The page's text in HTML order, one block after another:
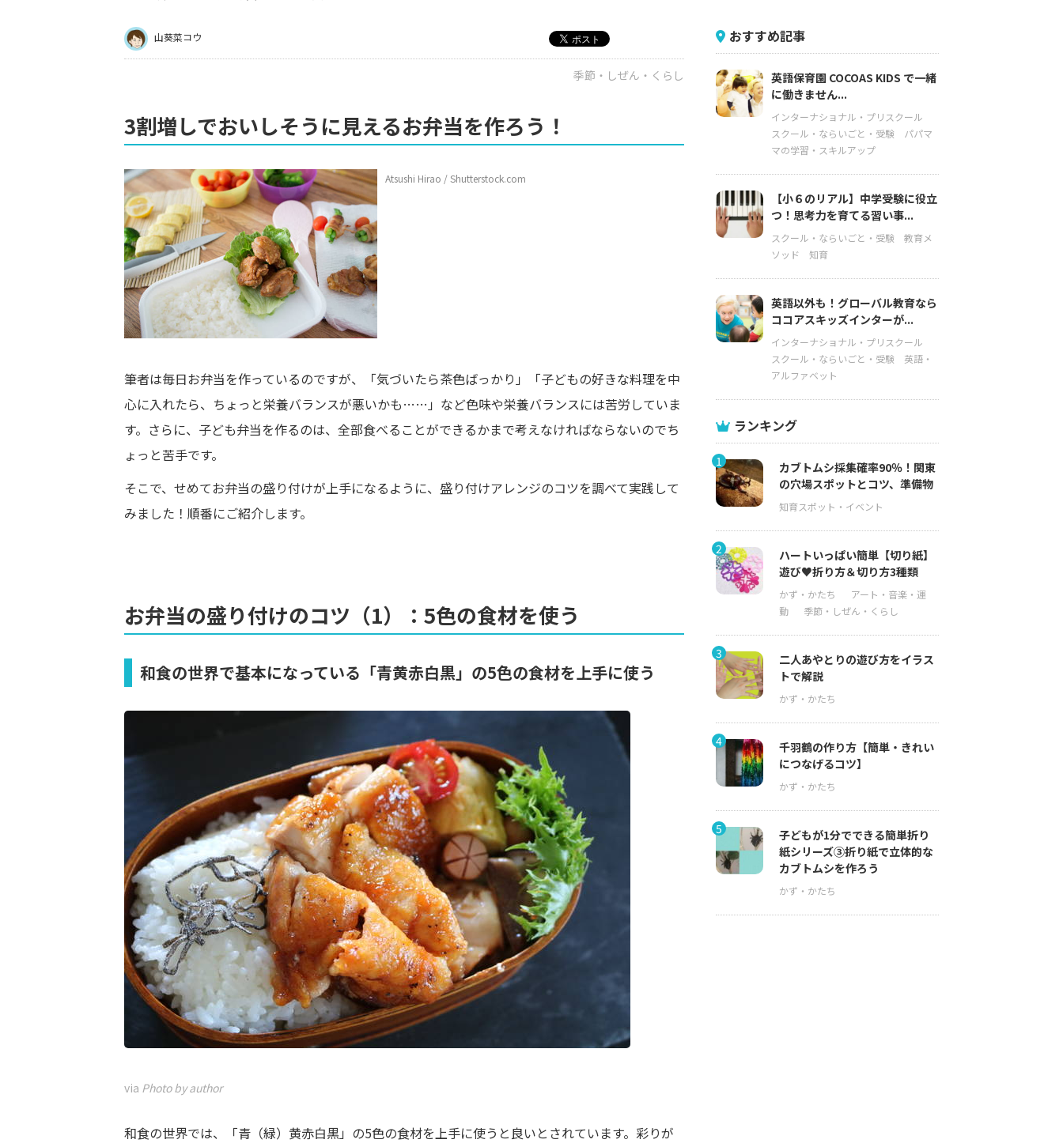
山葵菜コウ
季節・しぜん・くらし
3割増しでおいしそうに見えるお弁当を作ろう！
Atsushi Hirao / Shutterstock.com
筆者は毎日お弁当を作っているのですが、「気づいたら茶色ばっかり」「子どもの好きな料理を中
心に入れたら、ちょっと栄養バランスが悪いかも……」など色味や栄養バランスには苦労していま
す。さらに、子ども弁当を作るのは、全部食べることができるかまで考えなければならないのでち
ょっと苦手です。
そこで、せめてお弁当の盛り付けが上手になるように、盛り付けアレンジのコツを調べて実践して
みました！順番にご紹介します。
お弁当の盛り付けのコツ（1）：5色の食材を使う
和食の世界で基本になっている「青黄赤白黒」の5色の食材を上手に使う
via Photo by author
和食の世界では、「青（緑）黄赤白黒」の5色の食材を上手に使うと良いとされています。彩りが
おすすめ記事
英語保育園 COCOAS KIDS で一緒
に働きません...
インターナショナル・プリスクール
スクール・ならいごと・受験
パパマ
マの学習・スキルアップ
【小６のリアル】中学受験に役立
つ！思考力を育てる習い事...
スクール・ならいごと・受験
教育メ
ソッド
知育
英語以外も！グローバル教育なら
ココアスキッズインターが...
インターナショナル・プリスクール
スクール・ならいごと・受験
英語・
アルファベット
ランキング
1
カブトムシ採集確率90％！関東
の穴場スポットとコツ、準備物
2
ハートいっぱい簡単【切り紙】
遊び♥折り方＆切り方3種類
3
二人あやとりの遊び方をイラス
トで解説
4
千羽鶴の作り方【簡単・きれい
につなげるコツ】
5
子どもが1分でできる簡単折り
紙シリーズ③折り紙で立体的な
カブトムシを作ろう